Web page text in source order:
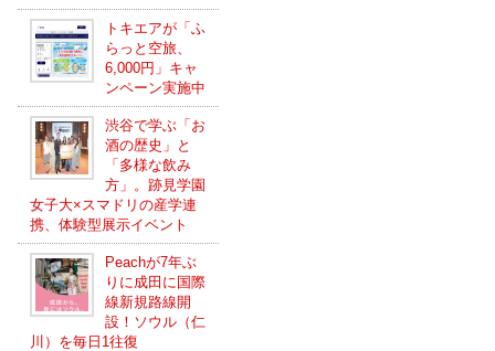
トキエアが「ふ
らっと空旅、
6,000円」キャ
ンペーン実施中
渋谷で学ぶ「お
酒の歴史」と
「多様な飲み
方」。跡見学園
女子大×スマドリの産学連
携、体験型展示イベント
Peachが7年ぶ
りに成田に国際
線新規路線開
設！ソウル（仁
川）を毎日1往復